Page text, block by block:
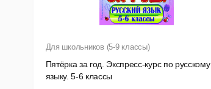
Для школьников (5-9 классы)
Пятёрка за год. Экспресс-курс по русскому
языку. 5-6 классы